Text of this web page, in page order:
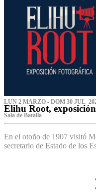
LUN 2 MARZO - DOM 30 JUL
Elihu Root,
Sala de Batalla
En el otoño de 1907 visitó
secretario de Estado de los